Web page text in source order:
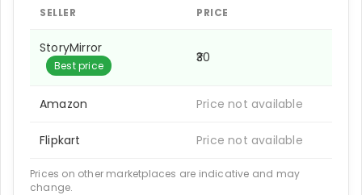
SELLER PRICE
StoryMirror
Best price
₹30
Amazon Price not available
Flipkart Price not available
Prices on other marketplaces are indicative and may
change.